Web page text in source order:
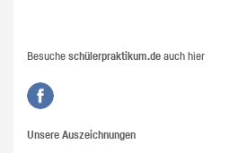
Besuche schülerpraktikum.de auch hier
Unsere Auszeichnungen